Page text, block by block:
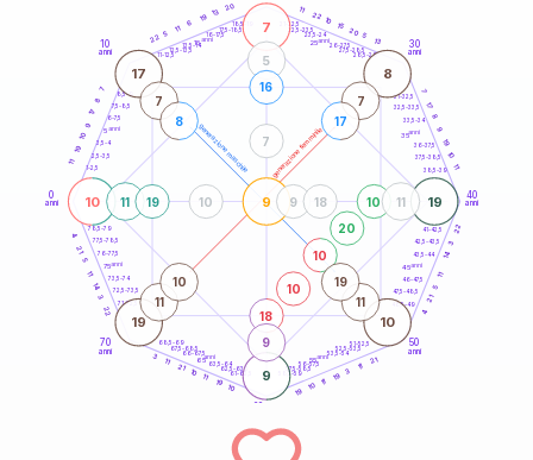
generazione maschile generazione femminile
0
anni
10
anni
30
anni
40
anni
50
anni
60
70
anni
1-2,5
2,5-3,5
3,5-4
6-7,5
7,5-8,5
8,5-9
11-12,5
12,5-13,5
13,5-14
16-17,5
17,5-18,5
18,5-19
21-22,5
22,5-23,5
23,5-24
26-27,5
27,5-28,5
28,5-29
31-32,5
32,5-33,5
33,5-34
36-37,5
37,5-38,5
38,5-39
41-42,5
42,5-43,5
43,5-44
46-47,5
47,5-48,5
48,5-49
51-52,5
52,5-53,5
53,5-54
56-57,5
57,5-58,5
58,5-59
61-62,5
62,5-63,5
63,5-64
66-67,5
67,5-68,5
68,5-69
71-72,5
72,5-73,5
73,5-74
76-77,5
77,5-78,5
78,5-79
11
19
10
9
17
8
7
22 5
11
6
19 13
20 11
22 10
15
20 5
13
7
17
8
9
19
10
11
22
3
14
11
5
21
4
21
11
3
19
11
10
19
10
19
11
10
21
11
3
22
3
14
11
5
21
4
10
7
19
9
9
17 8
19 10
18
10
10
20
10
11
5
11
9
19
16
9 18
10
7
7
8
7
17
11
10
11
19
5anni
15 anni 25anni
35anni
45anni
55anni
65anni
75anni